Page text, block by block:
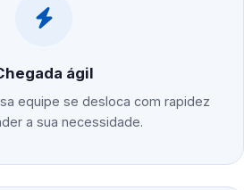
ágil
equipe se desloca com rapidez
a sua necessidade.